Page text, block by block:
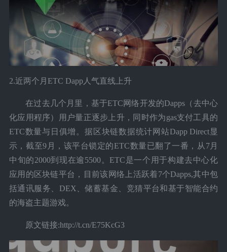
2.近两个月ETC Dapp人气直线上升
在过去几个月里，基于ETC网络开发的Dapps（去中心
化应用程序）用户量正逐步上升，同时作为gas支付工具的
ETC数量与日俱增。据区块链数据统计网站Dapp Direct显
示，截至9月，该平台锁定的ETC数量已翻了一番，从7月
中旬的2000到现在逾5500。ETC是一个用于构建去中心化
应用的区块链平台，目前该网络上活跃着7个Dapps,其中包
括通讯服务、DEX、储蓄基金、竞猜平台和基于智能合约
的海盗主题游戏。
原文链接:http://t.cn/E75KcG3